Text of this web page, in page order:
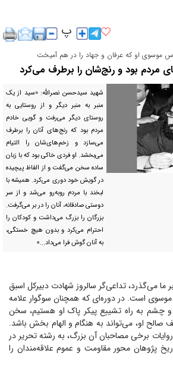
موسوی او که عرفان و جهاد را در هم آمیخت
مردم بود و رنج‌شان را برطرف می‌کرد
شهید سیدحسن نصرالله: «سید از یک
منبر به منبر دیگر و از روستایی به
روستای دیگر می‌رفت و گویی خادم
مردم بود که رنج‌های آنان را برطرف
می‌سازد و زخم‌های‌شان را التیام
می‌بخشد. او فردی خاکی بود که با زبان
ساده سخن می‌گفت و از الفاظ پیچیده
در گویش خود دوری می‌کرد. همیشه با
لبخند با مردم روبه‌رو می‌شد و از سر
دوستی صادقانه، آنان را در بر می‌گرفت.
بزرگان را بزرگ می‌داشت و کودکان را
احترام می‌کرد و بدون هیچ خستگی،
به آنان گوش فرا می‌داد...»
ما می‌گذرد، تداعی‌گر سالروز شهادت دبیرکل اسبق
است. در دوره‌ای که همچنان سوگوار علامه
چشم به راه تشییع پیکر پاک او هستیم، سخن
صالح او، می‌تواند به هنگام و الهام بخش باشد.
روایات برخی مصاحبان آن بزرگ، به رشته تحریر در
پژوهان محور مقاومت و عموم علاقه‌مندان را